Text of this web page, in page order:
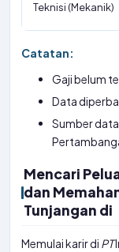
Teknisi (Mekanik)
Catatan:
Gaji belum
Data
Sumber
Mencari
dan
Tunjangan di
Memulai karir di PT